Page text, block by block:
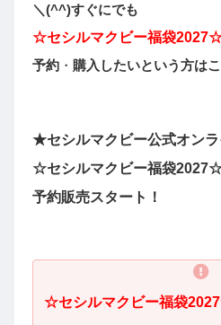
＼(^^)すぐにでも
☆セシルマクビー福袋
予約 ・ 購入 したいという方はこ
★セシルマクビー公式オン
☆セシルマクビー福袋
予約販売スタート！
☆セシルマクビー福袋